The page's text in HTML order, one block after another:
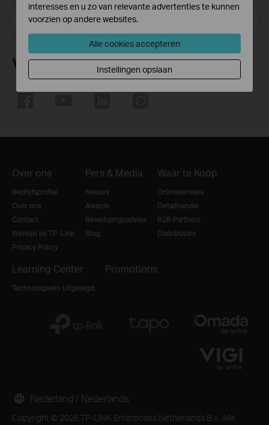
Email Address
Volg Ons
Over ons
Bedrijfsprofiel
Over ons
Contact
Werken bij TP-Link
Privacy Policy
Pers & Media
Nieuws
Awards
Beveiligingsadvies
Blog
Waar te Koop
Onlinewinkels
Detailhandel
B2B Partners
Distributors
Learning Center
Technologieën Uitgelegd
Promotions
Copyright © 2026 TP-LINK Enterprises Netherlands B.V. Alle
Nederland / Nederlands
interesses en u zo van relevante advertenties te kunnen
voorzien op andere websites.
Alle cookies accepteren
Instellingen opslaan